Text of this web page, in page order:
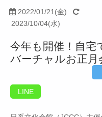
2022/01/21(金)
2023/10/04(水)
今年も開催！自宅
バーチャルお正月
LINE